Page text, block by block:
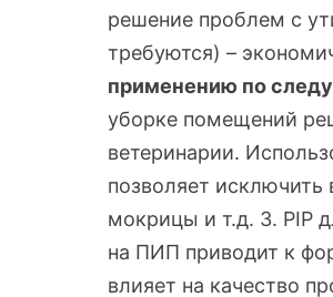
решение проблем с
требуются) –
применению по
уборке помещений
ветеринарии.
позволяет исключить
мокрицы и т.д. 3. PIP
на ПИП приводит к
влияет на качество